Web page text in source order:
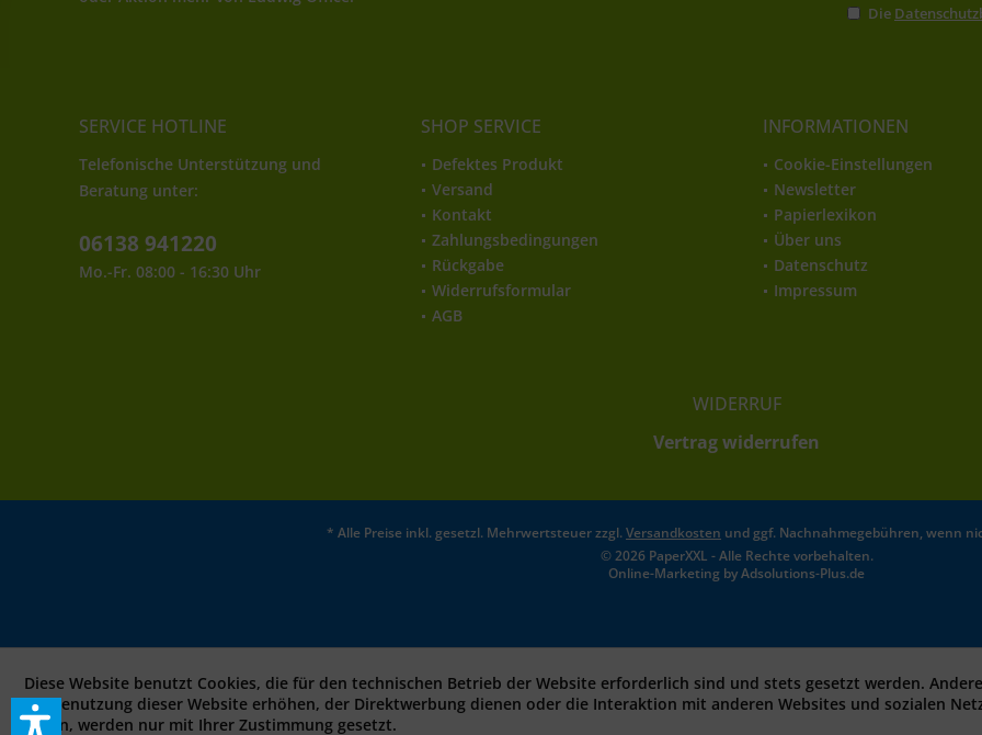
Die
SERVICE HOTLINE
Telefonische Unterstützung und
Beratung unter:
06138 941220
Mo.-Fr. 08:00 - 16:30 Uhr
SHOP SERVICE
Defektes Produkt
Versand
Kontakt
Zahlungsbedingungen
Rückgabe
Widerrufsformular
AGB
INFORMATIONEN
Cookie-Einstellungen
Newsletter
Papierlexikon
Über uns
Datenschutz
Impressum
WIDERRUF
Vertrag widerrufen
* Alle Preise inkl. gesetzl. Mehrwertsteuer zzgl.Versandkosten und ggf. Nachnahmegebühren, wenn
© 2026 PaperXXL - Alle Rechte vorbehalten.
Online-Marketing byAdsolutions-Plus.de
Diese Website benutzt Cookies, die für den technischen Betrieb der Website erforderlich sind und stets gesetzt werden.
bei Benutzung dieser Website erhöhen, der Direktwerbung dienen oder die Interaktion mit anderen Websites und sozialen
sollen, werden nur mit Ihrer Zustimmung gesetzt.